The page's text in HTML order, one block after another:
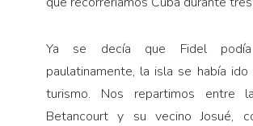
Pensamiento
Personaje
Política
Ya se decía que Fidel
paulatinamente, la isla se había
turismo. Nos repartimos entre
Betancourt y su vecino Josué,